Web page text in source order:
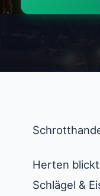
Herten
Schlägel &